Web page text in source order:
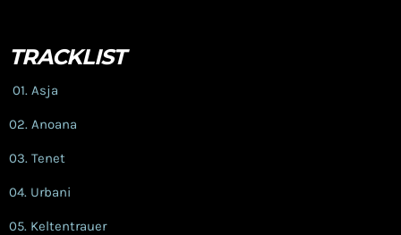
TRACKLIST
01. Asja
02. Anoana
03. Tenet
04. Urbani
05. Keltentrauer